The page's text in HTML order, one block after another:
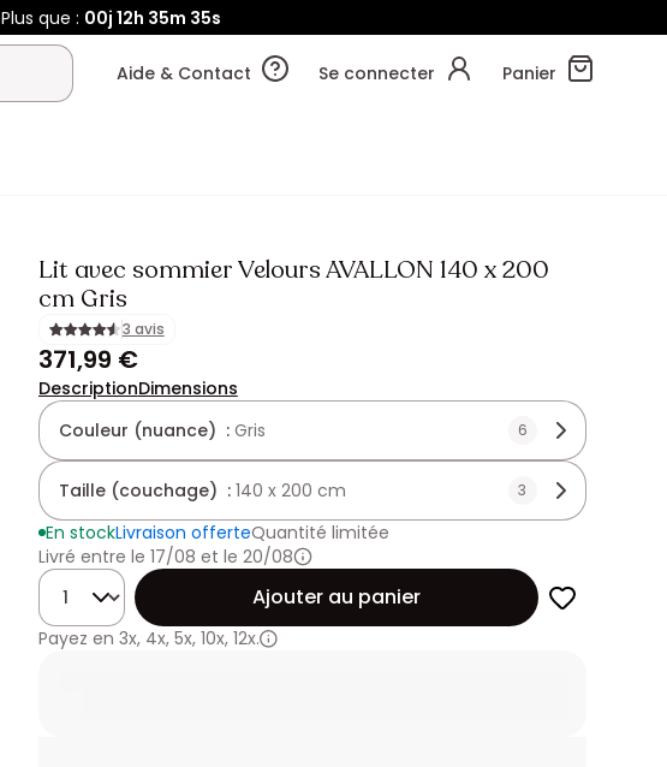
Plus que : 00j 12h 35m 33s
Aide & Contact Se connecter Panier
Lit avec sommier Velours AVALLON 140 x 200
cm Gris
3 avis
371,99 €
DescriptionDimensions
Couleur (nuance) : Gris 6
Taille (couchage) : 140 x 200 cm 3
En stockLivraison offerteQuantité limitée
Livré entre le 17/08 et le 20/08
Quantité
Ajouter au panier
Payez en 3x, 4x, 5x, 10x, 12x.